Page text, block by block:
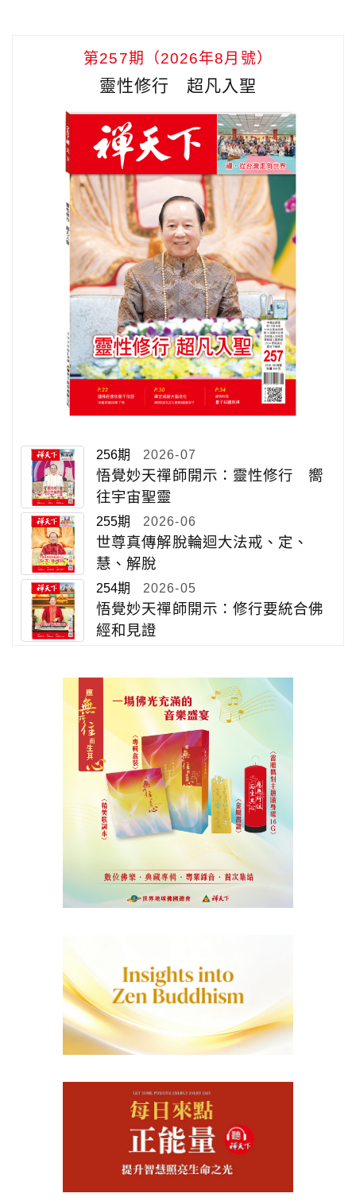
第257期（2026年8月號）
靈性修行 超凡入聖
256期 2026-07
悟覺妙天禪師開示：靈性修行 嚮
往宇宙聖靈
255期 2026-06
世尊真傳解脫輪迴大法戒、定、
慧、解脫
254期 2026-05
悟覺妙天禪師開示：修行要統合佛
經和見證